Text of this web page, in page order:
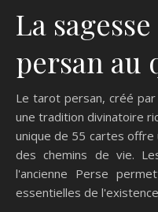
La
persan au
Le tarot persan, créé
une tradition divinatoire
unique de 55 cartes
des chemins de vie.
l'ancienne Perse
essentielles de